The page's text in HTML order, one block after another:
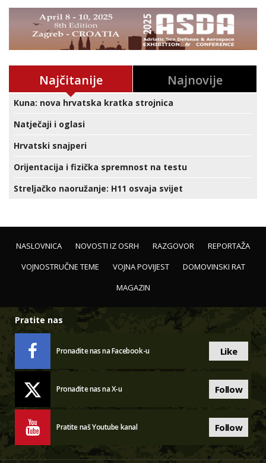
Najčitanije Najnovije
Kuna: nova hrvatska kratka strojnica
Natječaji i oglasi
Hrvatski snajperi
Orijentacija i fizička spremnost na testu
Streljačko naoružanje: H11 osvaja svijet
NASLOVNICA NOVOSTI IZ OSRH RAZGOVOR
REPORTAŽA
VOJNOSTRUČNE TEME
VOJNA POVIJEST
DOMOVINSKI RAT
MAGAZIN
Pratite nas
Pronađite nas na Facebook-u Like
Pronađite nas na X-u Follow
Pratite naš Youtube kanal Follow